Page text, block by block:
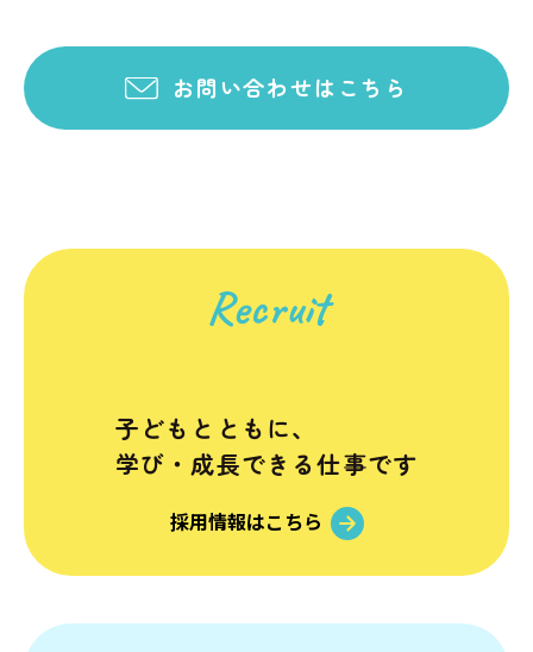
お問い合わせはこちら
Recruit
子どもとともに、
学び・成長できる仕事です
採用情報はこちら